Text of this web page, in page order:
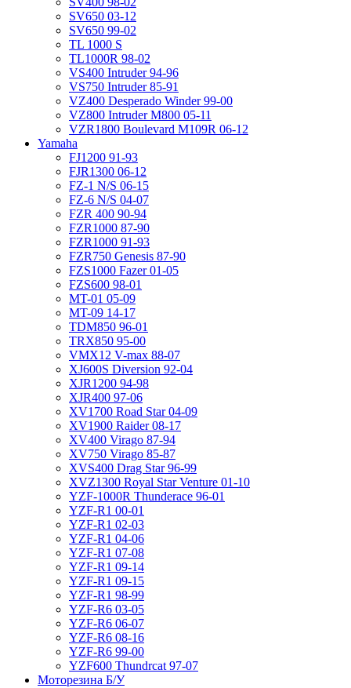
SV650 03-12
SV650 99-02
TL 1000 S
TL1000R 98-02
VS400 Intruder 94-96
VS750 Intruder 85-91
VZ400 Desperado Winder 99-00
VZ800 Intruder M800 05-11
VZR1800 Boulevard M109R 06-12
Yamaha
FJ1200 91-93
FJR1300 06-12
FZ-1 N/S 06-15
FZ-6 N/S 04-07
FZR 400 90-94
FZR1000 87-90
FZR1000 91-93
FZR750 Genesis 87-90
FZS1000 Fazer 01-05
FZS600 98-01
MT-01 05-09
MT-09 14-17
TDM850 96-01
TRX850 95-00
VMX12 V-max 88-07
XJ600S Diversion 92-04
XJR1200 94-98
XJR400 97-06
XV1700 Road Star 04-09
XV1900 Raider 08-17
XV400 Virago 87-94
XV750 Virago 85-87
XVS400 Drag Star 96-99
XVZ1300 Royal Star Venture 01-10
YZF-1000R Thunderace 96-01
YZF-R1 00-01
YZF-R1 02-03
YZF-R1 04-06
YZF-R1 07-08
YZF-R1 09-14
YZF-R1 09-15
YZF-R1 98-99
YZF-R6 03-05
YZF-R6 06-07
YZF-R6 08-16
YZF-R6 99-00
YZF600 Thundrcat 97-07
Моторезина Б/У